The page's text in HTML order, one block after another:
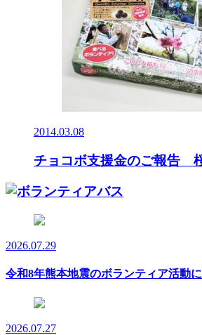
2014.03.08
チョコボ支援金のご報告
2026.07.29
令和8年熊本地震のボランティア活動
2026.07.27